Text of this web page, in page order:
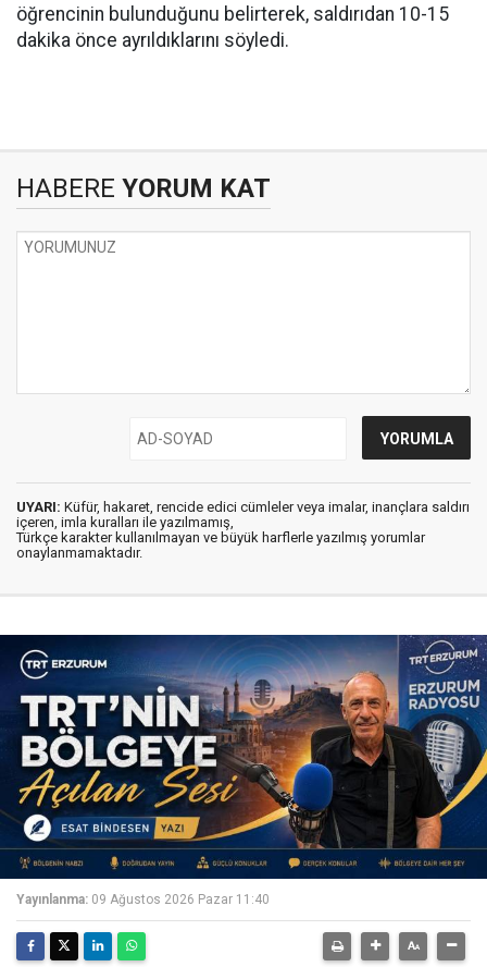
öğrencinin bulunduğunu belirterek, saldırıdan 10-15
dakika önce ayrıldıklarını söyledi.
HABERE YORUM KAT
UYARI: Küfür, hakaret, rencide edici cümleler veya imalar, inançlara saldırı
içeren, imla kuralları ile yazılmamış,
Türkçe karakter kullanılmayan ve büyük harflerle yazılmış yorumlar
onaylanmamaktadır.
Yayınlanma: 09 Ağustos 2026 Pazar 11:40